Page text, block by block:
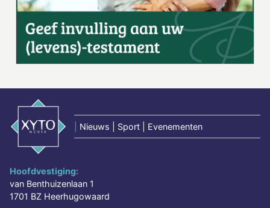
Nieuws | Sport | Evenementen
Hoofdvestiging:
van Benthuizenlaan 1
1701 BZ Heerhugowaard